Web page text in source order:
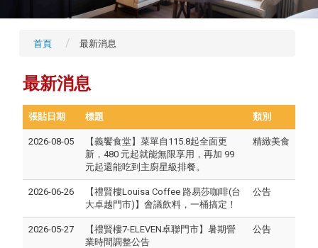
首頁 最新消息
最新消息
張貼日期 標題 類別
2026-08-05
【義饗食堂】菜單自115.8起全面更
新，480 元起就能無限享用，再加 99
元起還能吃到主廚星級排餐。
精緻美食
2026-06-26
【禮賢樓Louisa Coffee 路易莎咖啡(台
大卓越門市)】會議飲料，一桶搞定！
公告
2026-05-27
【禮賢樓7-ELEVEN卓聯門市】暑期營
業時間調整公告
公告